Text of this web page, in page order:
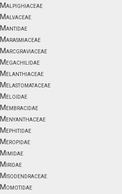
Malpighiaceae
Malvaceae
Mantidae
Marasmiaceae
Marcgraviaceae
Megachilidae
Melanthiaceae
Melastomataceae
Meloidae
Membracidae
Menyanthaceae
Mephitidae
Meropidae
Mimidae
Miridae
Misodendraceae
Momotidae